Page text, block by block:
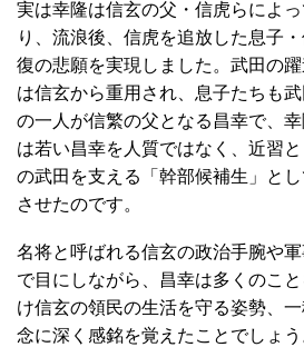
実は幸隆は信玄の父・信虎らによ
り、流浪後、信虎を追放した息子
復の悲願を実現しました。武田の
は信玄から重用され、息子たちも
の一人が信繁の父となる昌幸で、
は若い昌幸を人質ではなく、近習
の武田を支える「幹部候補生」と
させたのです。
名将と呼ばれる信玄の政治手腕や
で目にしながら、昌幸は多くのこ
け信玄の領民の生活を守る姿勢、
念に深く感銘を覚えたことでしょう